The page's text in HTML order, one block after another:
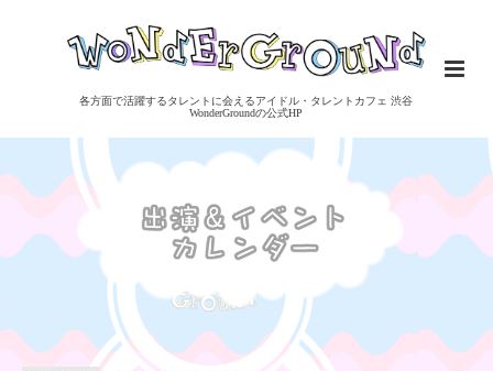
各方面で活躍するタレントに会えるアイドル・タレントカフェ 渋谷
WonderGroundの公式HP